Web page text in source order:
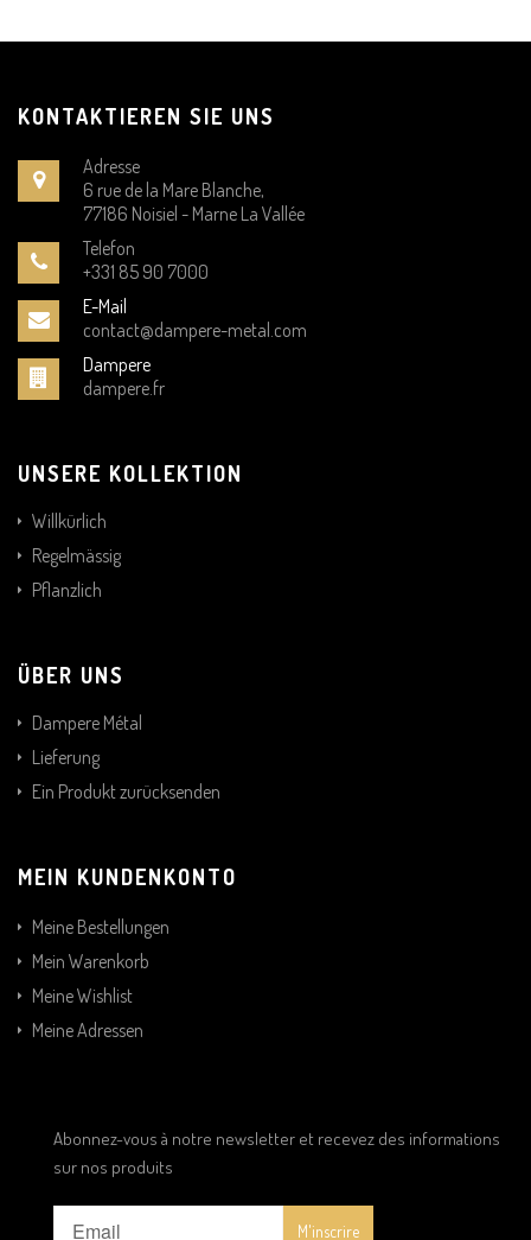
KONTAKTIEREN SIE UNS
Adresse
6 rue de la Mare Blanche,
77186 Noisiel - Marne La Vallée
Telefon
+331 85 90 7000
E-Mail
contact@dampere-metal.com
Dampere
dampere.fr
UNSERE KOLLEKTION
Willkürlich
Regelmässig
Pflanzlich
ÜBER UNS
Dampere Métal
Lieferung
Ein Produkt zurücksenden
MEIN KUNDENKONTO
Meine Bestellungen
Mein Warenkorb
Meine Wishlist
Meine Adressen
Abonnez-vous à notre newsletter et recevez des informations
sur nos produits